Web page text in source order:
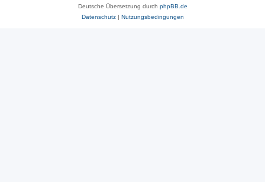
Deutsche Übersetzung durch phpBB.de
Datenschutz| Nutzungsbedingungen